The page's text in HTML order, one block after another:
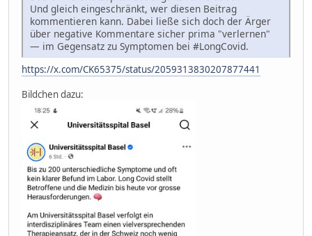
Und gleich eingeschränkt, wer diesen Beitrag
kommentieren kann. Dabei ließe sich doch der Ärger
über negative Kommentare sicher prima "verlernen"
— im Gegensatz zu Symptomen bei #LongCovid.
https://x.com/CK65375/status/2059313830207877441
Bildchen dazu: